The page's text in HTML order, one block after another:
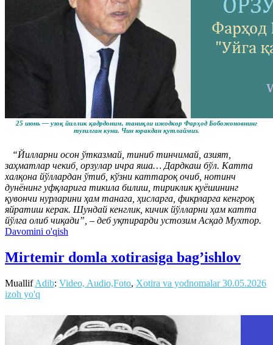
25 июнь — узоқ йиллик қадрдоним, таниқли ижодкор Фарҳод Бобожоновнинг
туғилган куни. Чин юракдан қутлаймиз.
“Йилларни осон ўтказмай, тиниб тинчимай, азият,
заҳматлар чекиб, орзулар ичра яша… Дардкаш бўл. Катта
халқона йўллардан ўтиб, кўзни каттароқ очиб, нотинч
дунёнинг уфқларига тикила билиш, тириклик қуёшининг
қувончи нурларини ҳам танага, ҳисларга, фикрларга кенгроқ
яйратиш керак. Шундай кенглик, кичик йўлларни ҳам катта
йўлга олиб чиқади”, – деб уқтирарди устозим Асқад Мухтор.
Davomini o'qish
Mirtemir domla xotirasiga bag’ishlov
MuallifAdib: Video, Audio,Foto, Xotira va yodnomalar 30.05.2026
izoh yo'q